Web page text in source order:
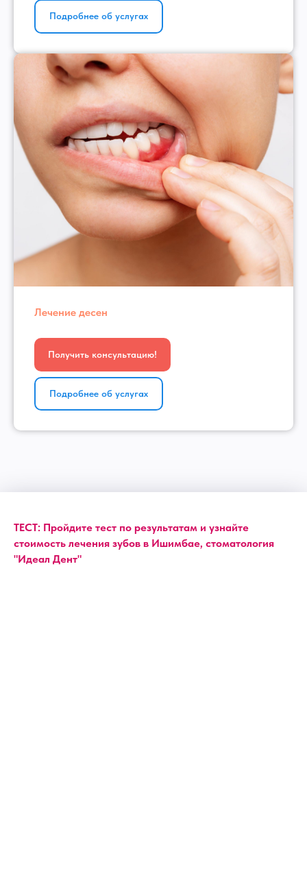
Подробнее об услугах
Лечение десен
Получить консультацию!
Подробнее об услугах
ТЕСТ: Пройдите тест по результатам и узнайте
стоимость лечения зубов в Ишимбае, стоматология
"Идеал Дент"